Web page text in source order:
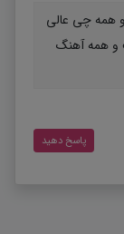
و همه چی عالی
و همه آهنگ
پاسخ دهید